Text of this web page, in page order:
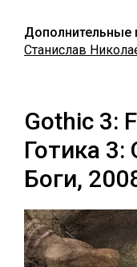
Дополнительные
Станислав
Gothic 3:
Готика
Боги,